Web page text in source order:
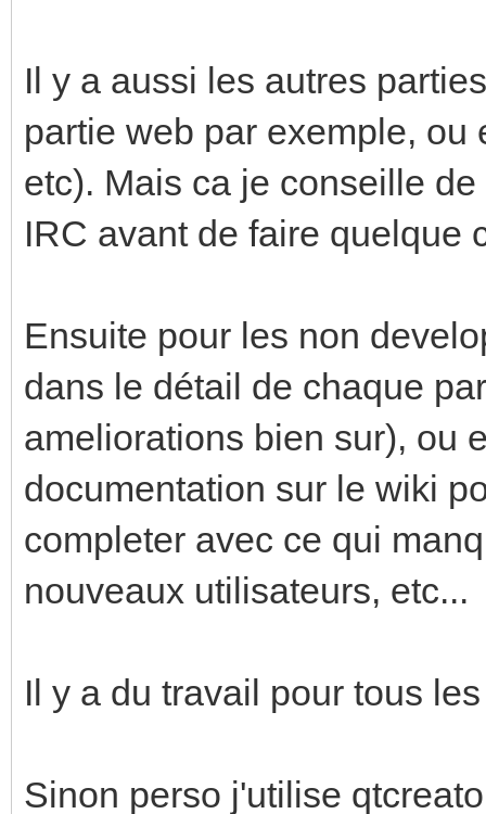
Il y a aussi les autres
partie web par exemple,
etc). Mais ca je conseille
IRC avant de faire quelque
Ensuite pour les non
dans le détail de chaque
ameliorations bien sur), ou
documentation sur le wiki
completer avec ce qui
nouveaux utilisateurs, etc...
Il y a du travail pour tous
Sinon perso j'utilise